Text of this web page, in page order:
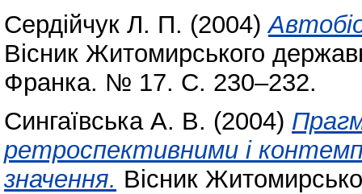
Сердійчук Л. П. (2004)
Вісник Житомирського
Франка. № 17. С. 230–232.
Сингаївська А. В. (2004)
ретроспективними і
значення. Вісник